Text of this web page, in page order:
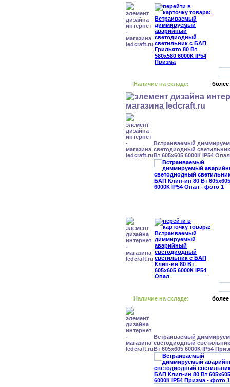
Наличие на складе: более
Встраиваемый
светодиодный
Вт 605x605 6000К IP54 Опал
Наличие на складе: более
Встраиваемый
светодиодный
Вт 605x605 6000К IP54